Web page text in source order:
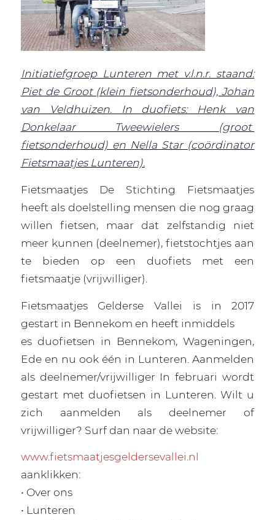
Initiatiefgroep Lunteren met v.l.n.r. staand:
Piet de Groot (klein fietsonderhoud), Johan
van Veldhuizen. In duofiets: Henk van
Donkelaar Tweewielers (groot
fietsonderhoud) en Nella Star (coördinator
Fietsmaatjes Lunteren).
Fietsmaatjes De Stichting Fietsmaatjes
heeft als doelstelling mensen die nog graag
willen fietsen, maar dat zelfstandig niet
meer kunnen (deelnemer), fietstochtjes aan
te bieden op een duofiets met een
fietsmaatje (vrijwilliger).
Fietsmaatjes Gelderse Vallei is in 2017
gestart in Bennekom en heeft inmiddels
es duofietsen in Bennekom, Wageningen,
Ede en nu ook één in Lunteren. Aanmelden
als deelnemer/vrijwilliger In februari wordt
gestart met duofietsen in Lunteren. Wilt u
zich aanmelden als deelnemer of
vrijwilliger? Surf dan naar de website:
www.fietsmaatjesgeldersevallei.nl
aanklikken:
• Over ons
• Lunteren